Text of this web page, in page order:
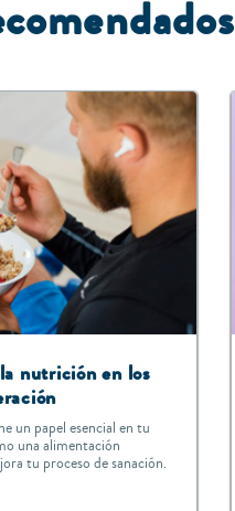
nutrición en los
un papel esencial en tu
una alimentación
tu proceso de sanación.